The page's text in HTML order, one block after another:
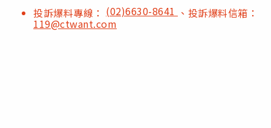
投訴爆料專線： (02)6630-8641 、投訴爆料信箱：
119@ctwant.com